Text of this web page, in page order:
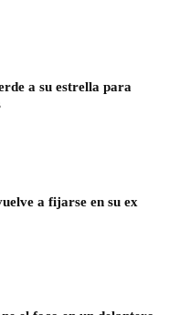
a su estrella para
a fijarse en su ex